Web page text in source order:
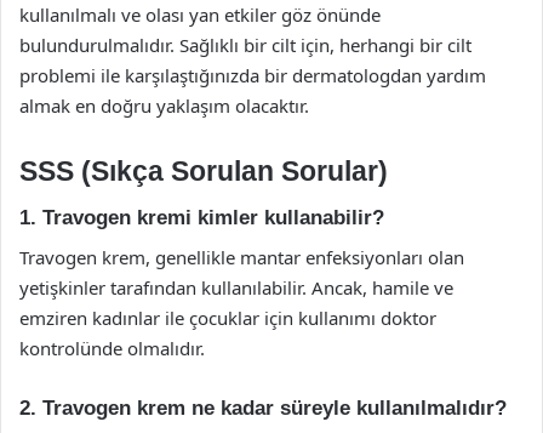
kullanılmalı ve olası yan etkiler göz önünde
bulundurulmalıdır. Sağlıklı bir cilt için, herhangi bir cilt
problemi ile karşılaştığınızda bir dermatologdan yardım
almak en doğru yaklaşım olacaktır.
SSS (Sıkça Sorulan Sorular)
1. Travogen kremi kimler kullanabilir?
Travogen krem, genellikle mantar enfeksiyonları olan
yetişkinler tarafından kullanılabilir. Ancak, hamile ve
emziren kadınlar ile çocuklar için kullanımı doktor
kontrolünde olmalıdır.
2. Travogen krem ne kadar süreyle kullanılmalıdır?